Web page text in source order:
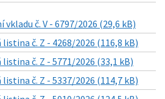
č. V - 6797/2026 (29,6 kB)
č. Z - 4268/2026 (116,8 kB)
č. Z - 5771/2026 (33,1 kB)
č. Z - 5337/2026 (114,7 kB)